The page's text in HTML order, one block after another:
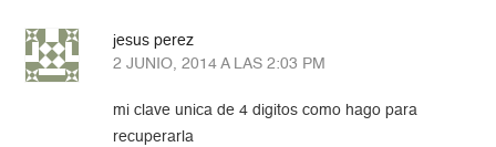
jesus perez
2 JUNIO, 2014 A LAS 2:03 PM
mi clave unica de 4 digitos como hago para
recuperarla